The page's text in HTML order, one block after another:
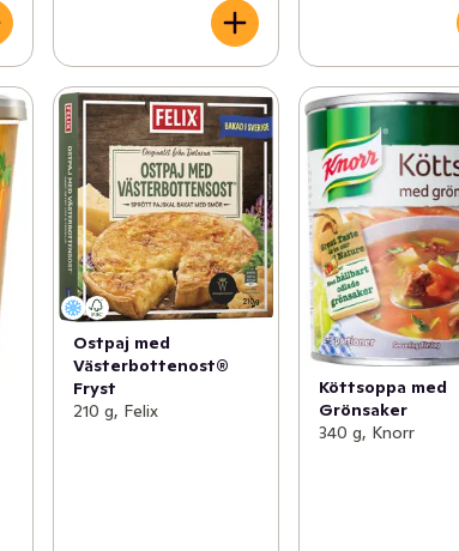
Ostpaj med
Västerbottenost®
Fryst
210 g, Felix
Köttsoppa med
Grönsaker
340 g, Knorr